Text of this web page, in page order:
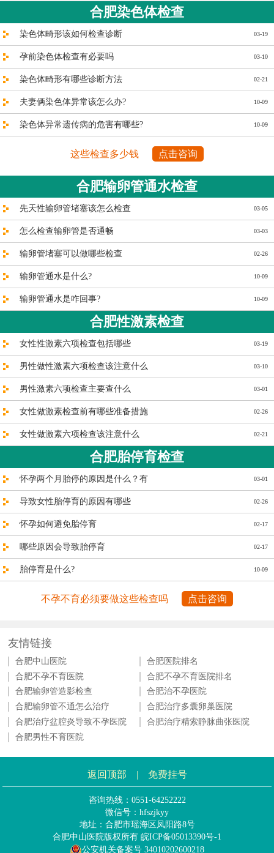
合肥染色体检查
03-19
染色体畸形该如何检查诊断
03-10
孕前染色体检查有必要吗
02-21
染色体畸形有哪些诊断方法
10-09
夫妻俩染色体异常该怎么办?
10-09
染色体异常遗传病的危害有哪些?
这些检查多少钱 点击咨询
合肥输卵管通水检查
03-05
先天性输卵管堵塞该怎么检查
03-03
怎么检查输卵管是否通畅
02-26
输卵管堵塞可以做哪些检查
10-09
输卵管通水是什么?
10-09
输卵管通水是咋回事?
合肥性激素检查
03-19
女性性激素六项检查包括哪些
03-10
男性做性激素六项检查该注意什么
03-01
男性激素六项检查主要查什么
02-26
女性做激素检查前有哪些准备措施
02-21
女性做激素六项检查该注意什么
合肥胎停育检查
03-01
怀孕两个月胎停的原因是什么？有
02-26
导致女性胎停育的原因有哪些
02-17
怀孕如何避免胎停育
02-17
哪些原因会导致胎停育
10-09
胎停育是什么?
不孕不育必须要做这些检查吗 点击咨询
友情链接
合肥中山医院
合肥医院排名
合肥不孕不育医院
合肥不孕不育医院排名
合肥输卵管造影检查
合肥治不孕医院
合肥输卵管不通怎么治疗
合肥治疗多囊卵巢医院
合肥治疗盆腔炎导致不孕医院
合肥治疗精索静脉曲张医院
合肥男性不育医院
返回顶部 | 免费挂号
咨询热线：0551-64252222
微信号：hfszjkyy
地址：合肥市瑶海区凤阳路8号
合肥中山医院版权所有 皖ICP备05013390号-1
公安机关备案号 34010202600218